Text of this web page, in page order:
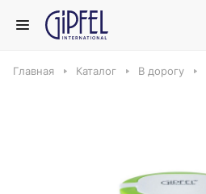
Главная Каталог В дорогу